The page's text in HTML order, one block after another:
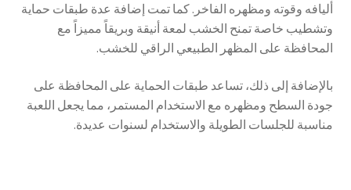
أليافه وقوته ومظهره الفاخر. كما تمت إضافة عدة طبقات حماية
وتشطيب خاصة تمنح الخشب لمعة أنيقة وبريقاً مميزاً مع
المحافظة على المظهر الطبيعي الراقي للخشب.
بالإضافة إلى ذلك، تساعد طبقات الحماية على المحافظة على
جودة السطح ومظهره مع الاستخدام المستمر، مما يجعل اللعبة
مناسبة للجلسات الطويلة والاستخدام لسنوات عديدة.